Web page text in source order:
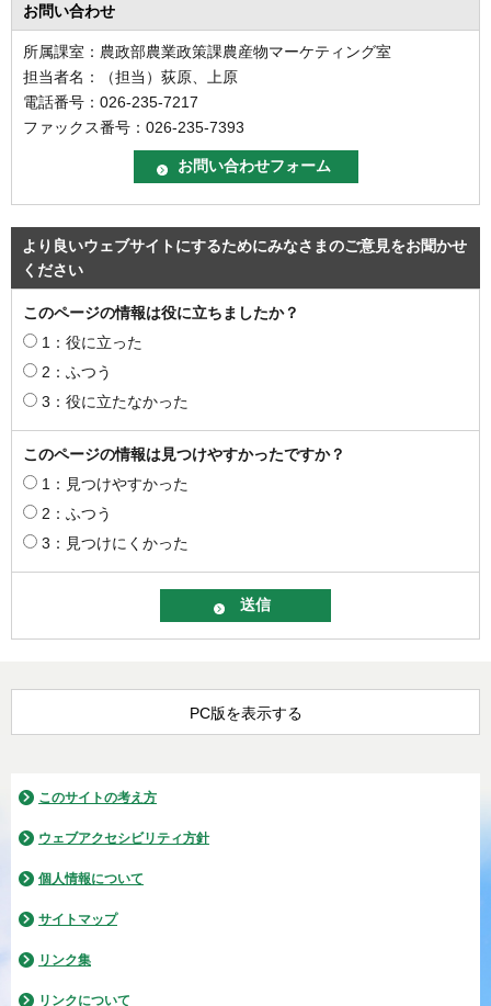
お問い合わせ
所属課室：農政部農業政策課農産物マーケティング室
担当者名：（担当）荻原、上原
電話番号：026-235-7217
ファックス番号：026-235-7393
より良いウェブサイトにするためにみなさまのご意見をお聞かせ
ください
このページの情報は役に立ちましたか？
1：役に立った
2：ふつう
3：役に立たなかった
このページの情報は見つけやすかったですか？
1：見つけやすかった
2：ふつう
3：見つけにくかった
PC版を表示する
このサイトの考え方
ウェブアクセシビリティ方針
個人情報について
サイトマップ
リンク集
リンクについて